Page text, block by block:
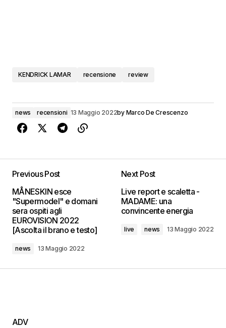
KENDRICK LAMAR recensione review
news recensioni 13 Maggio 2022by Marco De Crescenzo
Previous Post
MÅNESKIN esce
"Supermodel" e domani
sera ospiti agli
EUROVISION 2022
[Ascolta il brano e testo]
news 13 Maggio 2022
Next Post
Live report e scaletta -
MADAME: una
convincente energia
live news 13 Maggio 2022
ADV